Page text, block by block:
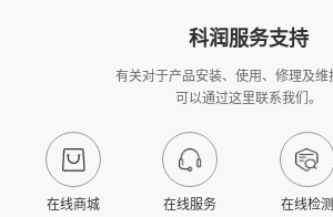
科润服务支持
有关对于产品安装、使用、修理及维
可以通过这里联系我们。
在线商城 在线服务 在线检测